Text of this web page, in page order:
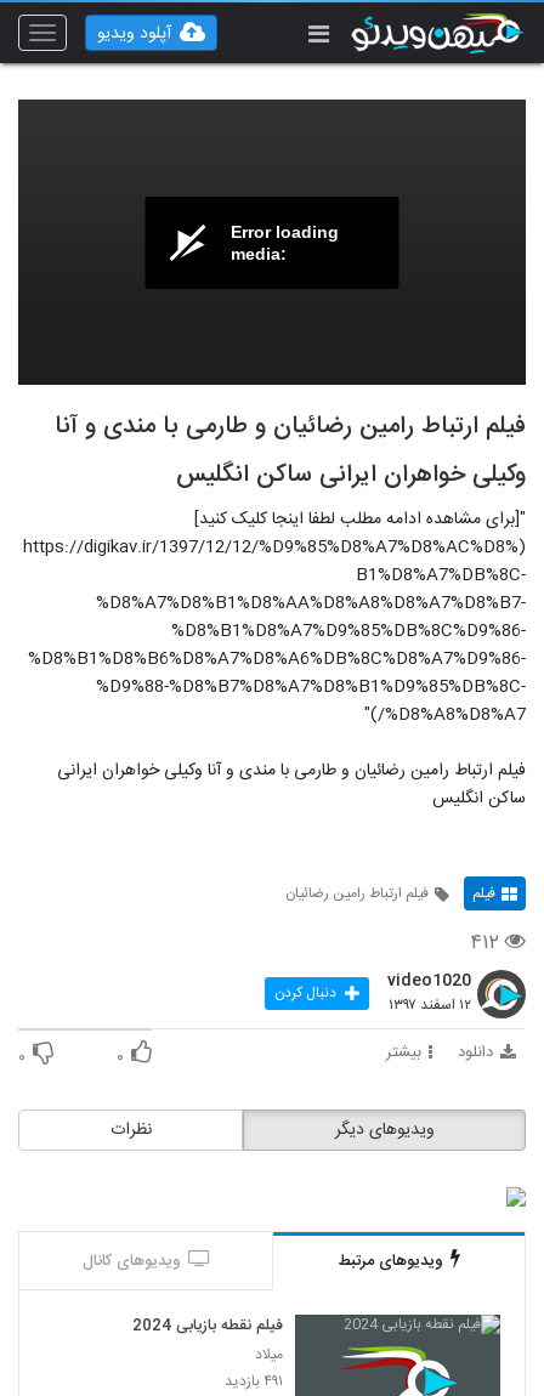
Toggle
آپلود ویدیو
Error loading
media:
فیلم ارتباط رامین رضائیان و طارمی با مندی و آنا
وکیلی خواهران ایرانی ساکن انگلیس
"[برای مشاهده ادامه مطلب لطفا اینجا کلیک کنید]
(https://digikav.ir/1397/12/12/%D9%85%D8%A7%D8%AC%D8%
B1%D8%A7%DB%8C-
%D8%A7%D8%B1%D8%AA%D8%A8%D8%A7%D8%B7-
%D8%B1%D8%A7%D9%85%DB%8C%D9%86-
%D8%B1%D8%B6%D8%A7%D8%A6%DB%8C%D8%A7%D9%86-
%D9%88-%D8%B7%D8%A7%D8%B1%D9%85%DB%8C-
%D8%A8%D8%A7/)"
فیلم ارتباط رامین رضائیان و طارمی با مندی و آنا وکیلی خواهران ایرانی
ساکن انگلیس
فیلم فیلم ارتباط رامین رضائیان
۴۱۲
video1020
۱۲ اسفند ۱۳۹۷ دنبال کردن
دانلود بیشتر ۰ ۰
نظرات ویدیوهای دیگر
ویدیوهای مرتبط ویدیوهای کانال
فیلم نقطه بازیابی 2024
میلاد
۴۹۱ بازدید